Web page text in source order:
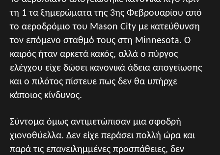
τη 1 τα ξημερώματα της 3ης Φεβρουαρίου από
το αεροδρόμιο του Mason City με κατεύθυνση
τον επόμενο σταθμό τους στη Minnesota. Ο
καιρός ήταν αρκετά κακός, αλλά ο πύργος
ελέγχου είχε δώσει κανονικά άδεια απογείωσης
και ο πιλότος πίστευε πως δεν θα υπήρχε
κάποιος κίνδυνος.
Σύντομα όμως αντιμετώπισαν μια σφοδρή
χιονοθύελλα. Δεν είχε περάσει πολλή ώρα και
παρά τις επανειλημμένες προσπάθειες, δεν